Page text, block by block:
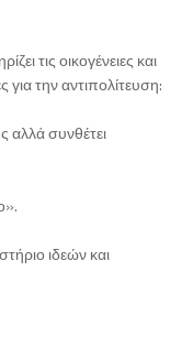
τις οικογένειες και
για την αντιπολίτευση:
αλλά συνθέτει
ιδεών και